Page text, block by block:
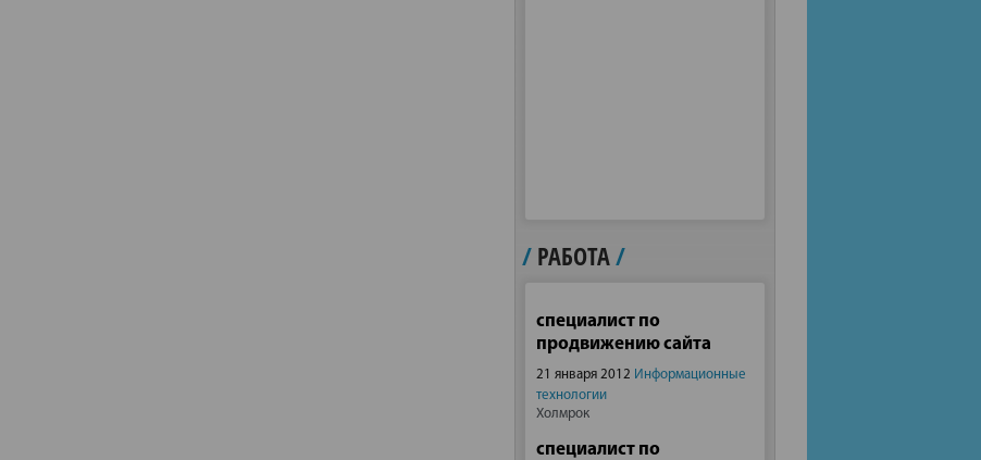
/ РАБОТА/
специалист по
продвижению сайта
21 января 2012 Информационные
технологии
Холмрок
специалист по